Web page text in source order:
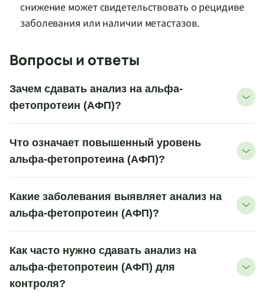
снижение может свидетельствовать о рецидиве
заболевания или наличии метастазов.
Вопросы и ответы
Зачем сдавать анализ на альфа-
фетопротеин (АФП)?
Что означает повышенный уровень
альфа-фетопротеина (АФП)?
Какие заболевания выявляет анализ на
альфа-фетопротеин (АФП)?
Как часто нужно сдавать анализ на
альфа-фетопротеин (АФП) для
контроля?